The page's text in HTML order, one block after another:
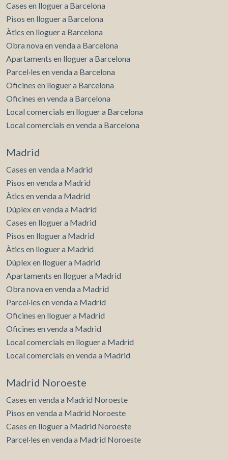
Cases en lloguer a Barcelona
Pisos en lloguer a Barcelona
Àtics en lloguer a Barcelona
Obra nova en venda a Barcelona
Apartaments en lloguer a Barcelona
Parcel·les en venda a Barcelona
Oficines en lloguer a Barcelona
Oficines en venda a Barcelona
Local comercials en lloguer a Barcelona
Local comercials en venda a Barcelona
Madrid
Cases en venda a Madrid
Pisos en venda a Madrid
Àtics en venda a Madrid
Dúplex en venda a Madrid
Cases en lloguer a Madrid
Pisos en lloguer a Madrid
Àtics en lloguer a Madrid
Dúplex en lloguer a Madrid
Apartaments en lloguer a Madrid
Obra nova en venda a Madrid
Parcel·les en venda a Madrid
Oficines en lloguer a Madrid
Oficines en venda a Madrid
Local comercials en lloguer a Madrid
Local comercials en venda a Madrid
Madrid Noroeste
Cases en venda a Madrid Noroeste
Pisos en venda a Madrid Noroeste
Cases en lloguer a Madrid Noroeste
Parcel·les en venda a Madrid Noroeste